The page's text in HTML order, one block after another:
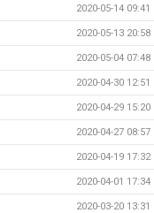
2020-05-14 09:41
2020-05-13 20:58
2020-05-04 07:48
2020-04-30 12:51
2020-04-29 15:20
2020-04-27 08:57
2020-04-19 17:32
2020-04-01 17:34
2020-03-20 13:31